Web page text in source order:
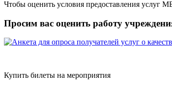
Чтобы оценить условия предоставления услуг
Просим вас оценить работу
Купить билеты на мероприятия